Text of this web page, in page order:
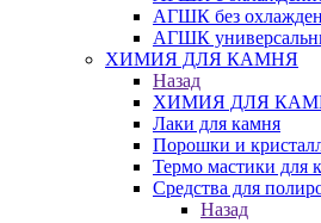
АГШК без
АГШК
ХИМИЯ ДЛЯ КАМНЯ
Назад
ХИМИЯ ДЛЯ
Лаки для камня
Порошки и
Термо мастики для
Средства для
Назад